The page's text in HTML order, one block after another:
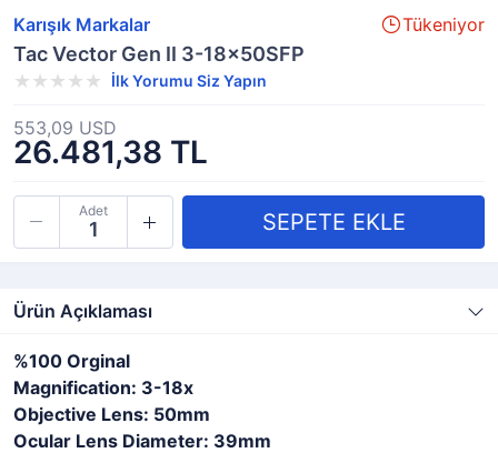
Karışık Markalar Tükeniyor
Tac Vector Gen II 3-18x50SFP
İlk Yorumu Siz Yapın
26.481,38 TL
553,09 USD
Adet
Ürün Açıklaması
%100 Orginal
Magnification: 3-18x
Objective Lens: 50mm
Ocular Lens Diameter: 39mm